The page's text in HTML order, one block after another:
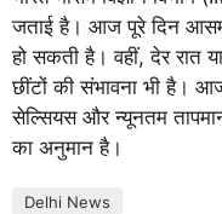
जताई है। आज पूरे दिन
हो सकती है। वहीं, देर
छींटों की संभावना भी है।
सेल्सियस और न्यूनतम
का अनुमान है।
Delhi News